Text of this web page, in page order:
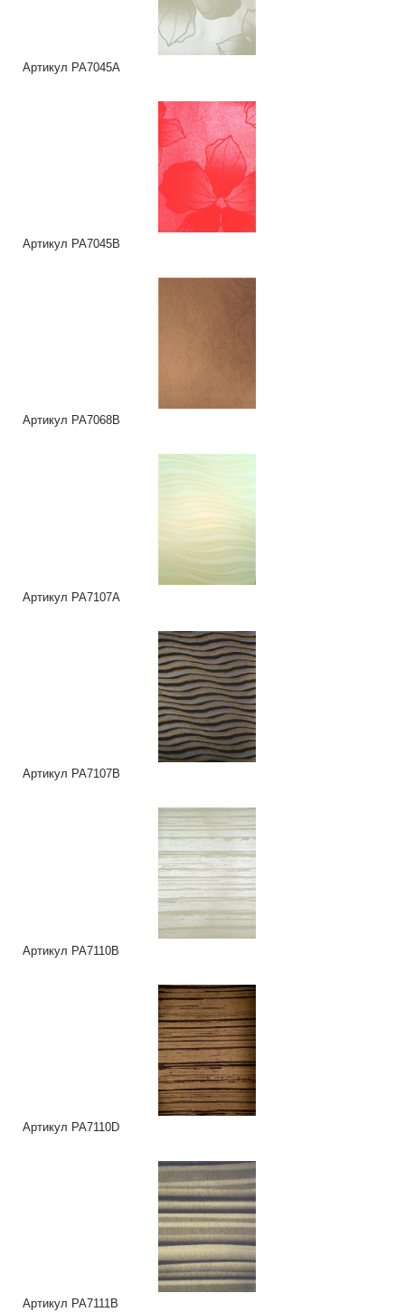
Артикул PA7045A
Артикул PA7045B
Артикул PA7068B
Артикул PA7107A
Артикул PA7107B
Артикул PA7110B
Артикул PA7110D
Артикул PA7111B